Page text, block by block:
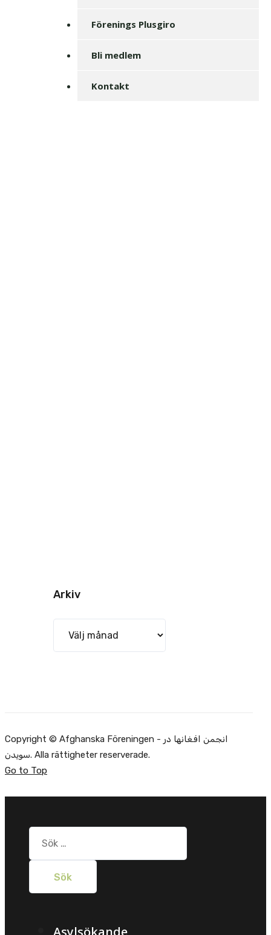
Förenings Plusgiro
Bli medlem
Kontakt
Arkiv
Copyright © Afghanska Föreningen - انجمن افغانها در
سویدن. Alla rättigheter reserverade.
Go to Top
Sök
efter: